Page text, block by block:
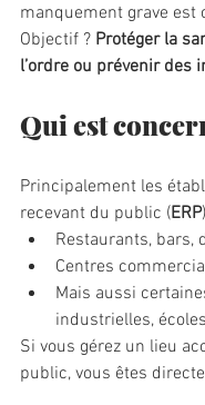
manquement grave est
Objectif ? Protéger la
l’ordre ou prévenir des
Qui est
Principalement les
recevant du public (ERP
Restaurants, bars,
Centres
Mais aussi
industrielles,
Si vous gérez un lieu
public, vous êtes